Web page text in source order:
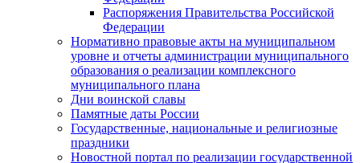
Распоряжения Правительства Российской
Федерации
Нормативно правовые акты на муниципальном
уровне и отчеты администрации муниципального
образования о реализации комплексного
муниципального плана
Дни воинской славы
Памятные даты России
Государственные, национальные и религиозные
праздники
Новостной портал по реализации государственной